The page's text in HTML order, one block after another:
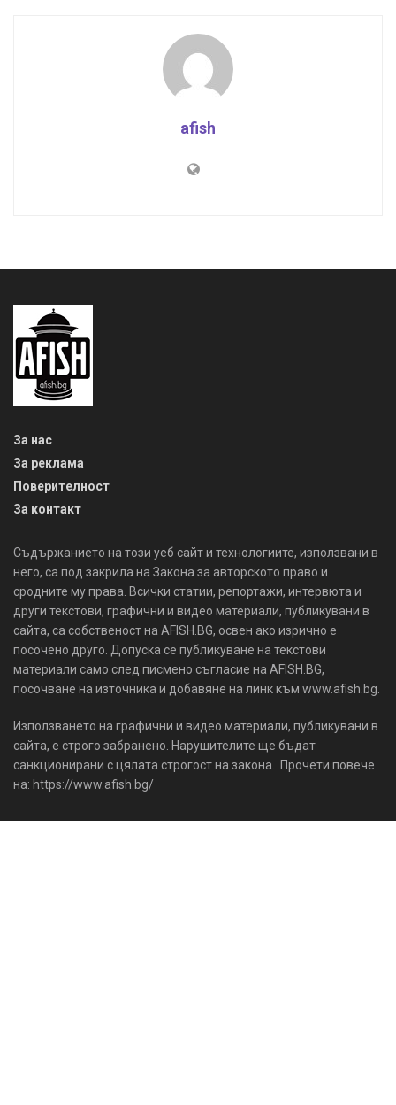
afish
За нас
За реклама
Поверителност
За контакт
Съдържанието на този уеб сайт и технологиите, използвани в
него, са под закрила на Закона за авторското право и
сродните му права. Всички статии, репортажи, интервюта и
други текстови, графични и видео материали, публикувани в
сайта, са собственост на AFISH.BG, освен ако изрично е
посочено друго. Допуска се публикуване на текстови
материали само след писмено съгласие на AFISH.BG,
посочване на източника и добавяне на линк към www.afish.bg.
Използването на графични и видео материали, публикувани в
сайта, е строго забранено. Нарушителите ще бъдат
санкционирани с цялата строгост на закона. Прочети повече
на: https://www.afish.bg/